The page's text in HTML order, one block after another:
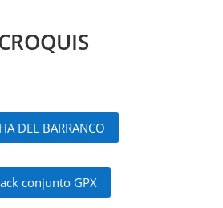
DEL BARRANCO
conjunto GPX